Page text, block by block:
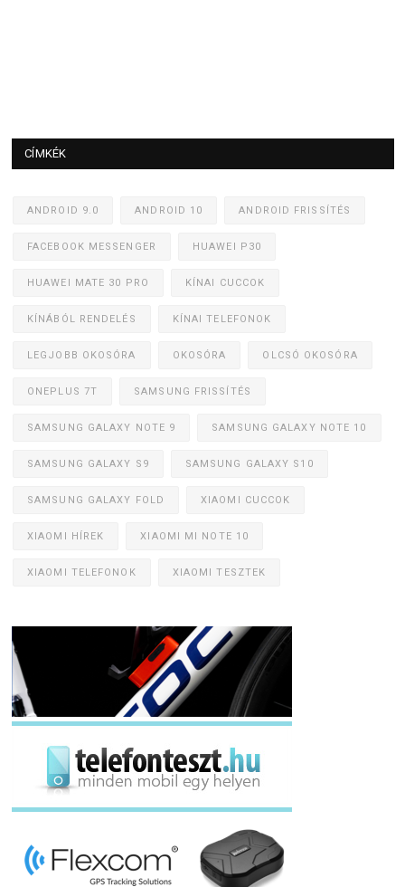
CÍMKÉK
ANDROID 9.0 ANDROID 10 ANDROID FRISSÍTÉS
FACEBOOK MESSENGER HUAWEI P30
HUAWEI MATE 30 PRO KÍNAI CUCCOK
KÍNÁBÓL RENDELÉS KÍNAI TELEFONOK
LEGJOBB OKOSÓRA OKOSÓRA OLCSÓ OKOSÓRA
ONEPLUS 7T SAMSUNG FRISSÍTÉS
SAMSUNG GALAXY NOTE 9 SAMSUNG GALAXY NOTE 10
SAMSUNG GALAXY S9 SAMSUNG GALAXY S10
SAMSUNG GALAXY FOLD XIAOMI CUCCOK
XIAOMI HÍREK XIAOMI MI NOTE 10
XIAOMI TELEFONOK XIAOMI TESZTEK